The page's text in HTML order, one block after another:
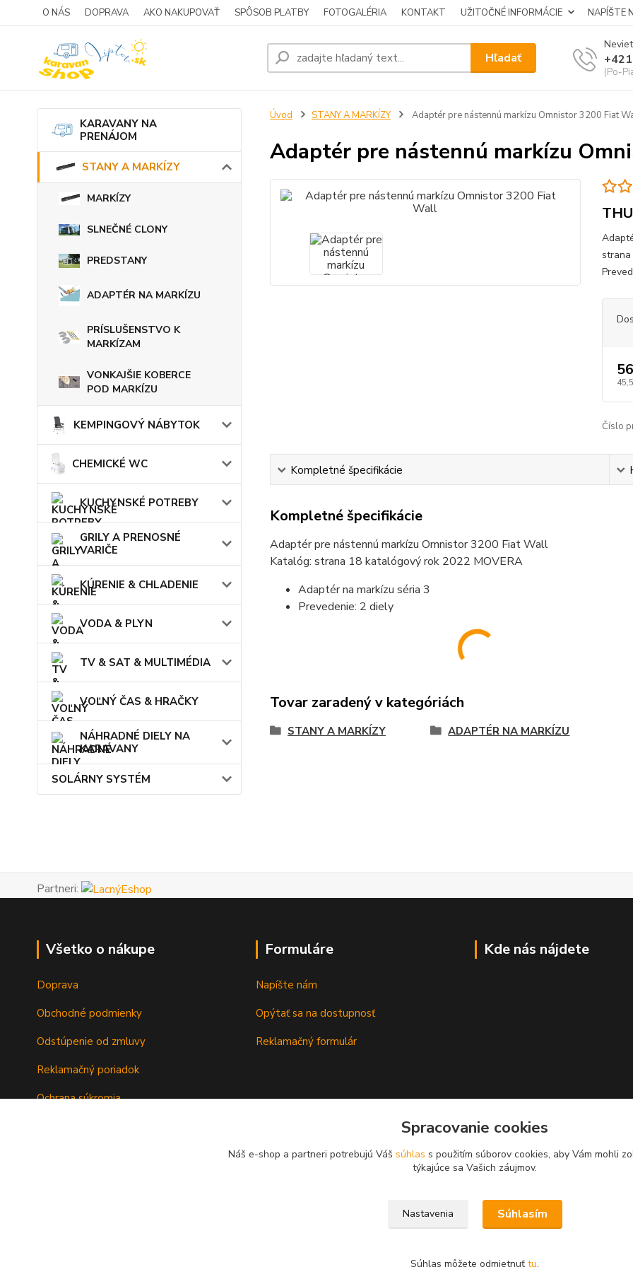
O NÁS DOPRAVA AKO NAKUPOVAŤ SPÔSOB PLATBY FOTOGALÉRIA KONTAKT UŽITOČNÉ INFORMÁCIE NAPÍŠTE
Hľadať
(Po-
KARAVANY NA
PRENÁJOM
STANY A MARKÍZY
MARKÍZY
SLNEČNÉ CLONY
PREDSTANY
ADAPTÉR NA MARKÍZU
PRÍSLUŠENSTVO K
MARKÍZAM
VONKAJŠIE KOBERCE
POD MARKÍZU
KEMPINGOVÝ NÁBYTOK
CHEMICKÉ WC
KUCHYNSKÉ POTREBY
GRILY A PRENOSNÉ
VARIČE
KÚRENIE & CHLADENIE
VODA & PLYN
TV & SAT & MULTIMÉDIA
VOĽNÝ ČAS & HRAČKY
NÁHRADNÉ DIELY NA
KARAVANY
SOLÁRNY SYSTÉM
Úvod STANY A MARKÍZY Adaptér pre nástennú markízu Omnistor 3200 Fiat
Adaptér pre nástennú markízu
Číslo
Kompletné špecifikácie
Kompletné špecifikácie
Adaptér pre nástennú markízu Omnistor 3200 Fiat Wall
Katalóg: strana 18 katalógový rok 2022 MOVERA
Adaptér na markízu séria 3
Prevedenie: 2 diely
Tovar zaradený v kategóriách
STANY A MARKÍZY ADAPTÉR NA MARKÍZU
Partneri:
Všetko o nákupe
Doprava
Obchodné podmienky
Odstúpenie od zmluvy
Reklamačný poriadok
Ochrana súkromia
Formuláre
Napíšte nám
Opýtať sa na dostupnosť
Reklamačný formulár
Kde nás nájdete
Spracovanie cookies
Náš e-shop a partneri potrebujú Váš súhlas s použitím súborov cookies, aby Vám mohli
týkajúce sa Vašich záujmov.
Nastavenia Súhlasím
Súhlas môžete odmietnuť tu.